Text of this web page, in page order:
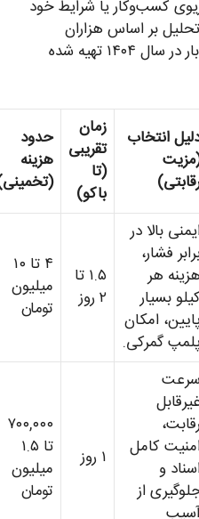
کسب‌وکار یا شرایط خود
بر اساس هزاران
محموله حمل‌شده توسط آنی بار در سال ۱۴۰۴ تهیه شده
انتخاب
زمان
تقریبی
(تا
باکو)
حدود
هزینه
(تخمینی)
بالا در
فشار،
هزینه هر
کیلو بسیار
امکان
گمرکی.
۱.۵ تا
۴ تا ۱۰
میلیون
تومان
سرعت
غیرقابل
رقابت،
کامل
و
از
۷۰۰,۰۰۰
تا ۱.۵
میلیون
تومان